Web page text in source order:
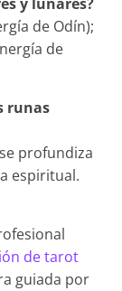
de Odín);
de
runas
profundiza
espiritual.
de tarot
guiada por